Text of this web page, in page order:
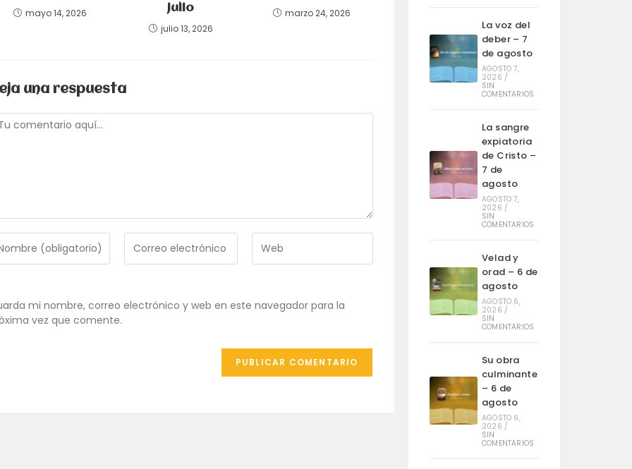
mayo 14, 2026
julio
julio 13, 2026
marzo 24, 2026
una respuesta
dirección
correo
electrónico
URL
web
mi nombre, correo electrónico y web en este navegador para la
vez que comente.
La voz del
deber – 7
de agosto
AGOSTO 7,
2026 /
SIN
COMENTARIOS
La sangre
expiatoria
de Cristo –
7 de
agosto
AGOSTO 7,
2026 /
SIN
COMENTARIOS
Velad y
orad – 6 de
agosto
AGOSTO 6,
2026 /
SIN
COMENTARIOS
Su obra
culminante
– 6 de
agosto
AGOSTO 6,
2026 /
SIN
COMENTARIOS